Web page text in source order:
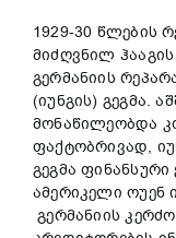
1929-30 წლების
მიძღვნილ
გერმანიის
(იუნგის) გეგმა.
მონაწილეობდა
ფაქტობრივად,
გეგმა ფინანსური
ამერიკელი ოუენ
გერმანიის